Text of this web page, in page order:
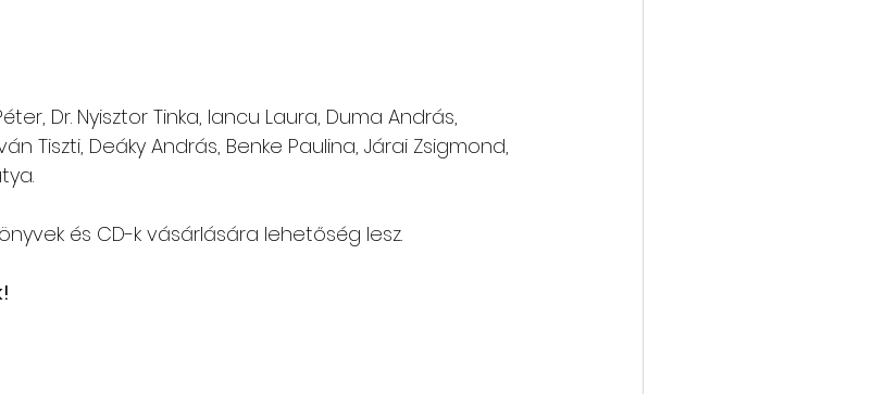
Dr. Nyisztor Tinka, Iancu Laura, Duma András,
Tiszti, Deáky András, Benke Paulina, Járai Zsigmond,
és CD-k vásárlására lehetőség lesz.
elnök